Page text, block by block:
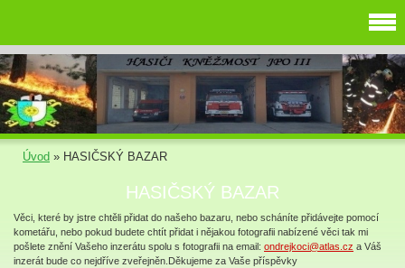
Úvod » HASIČSKÝ BAZAR
HASIČSKÝ BAZAR
Věci, které by jstre chtěli přidat do našeho bazaru, nebo scháníte přidávejte pomocí
kometářu, nebo pokud budete chtít přidat i nějakou fotografii nabízené věci tak mi
pošlete znění Vašeho inzerátu spolu s fotografii na email: ondrejkoci@atlas.cz a Váš
inzerát bude co nejdříve zveřejněn.Děkujeme za Vaše příspěvky